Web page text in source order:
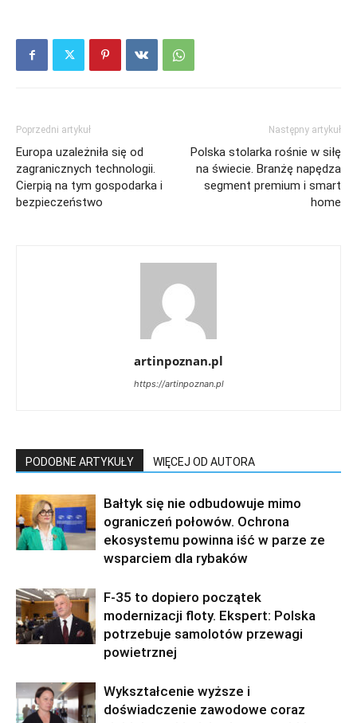
Poprzedni artykuł
Europa uzależniła się od
zagranicznych technologii.
Cierpią na tym gospodarka i
bezpieczeństwo
Następny artykuł
Polska stolarka rośnie w siłę
na świecie. Branżę napędza
segment premium i smart
home
artinpoznan.pl
https://artinpoznan.pl
PODOBNE ARTYKUŁY WIĘCEJ OD AUTORA
Bałtyk się nie odbudowuje mimo
ograniczeń połowów. Ochrona
ekosystemu powinna iść w parze ze
wsparciem dla rybaków
F-35 to dopiero początek
modernizacji floty. Ekspert: Polska
potrzebuje samolotów przewagi
powietrznej
Wykształcenie wyższe i
doświadczenie zawodowe coraz